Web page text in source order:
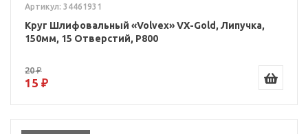
Артикул: 34461931
Круг Шлифовальный «Volvex» VX-Gold, Липучка,
150мм, 15 Отверстий, P800
20 ₽
15 ₽